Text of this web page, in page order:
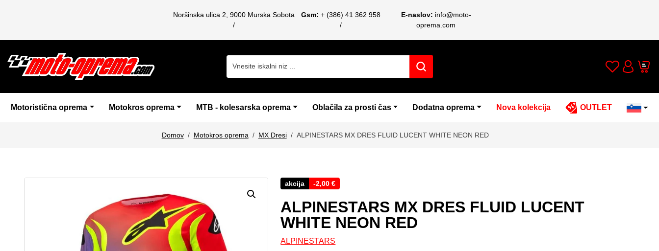
Noršinska ulica 2, 9000 Murska Sobota Gsm: + (386) 41 362 958 E-naslov: info@moto-
oprema.com
Wishlist
Cart
Motoristična oprema Motokros oprema MTB - kolesarska oprema Oblačila za prosti čas Dodatna oprema Nova kolekcija OUTLET
Domov Motokros oprema MX Dresi ALPINESTARS MX DRES FLUID LUCENT WHITE NEON RED
akcija -2,00€
ALPINESTARS MX DRES FLUID LUCENT
WHITE NEON RED
ALPINESTARS